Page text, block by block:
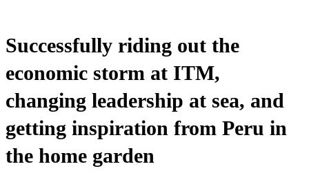
Successfully riding out the
economic storm at ITM,
changing leadership at sea, and
getting inspiration from Peru in
the home garden